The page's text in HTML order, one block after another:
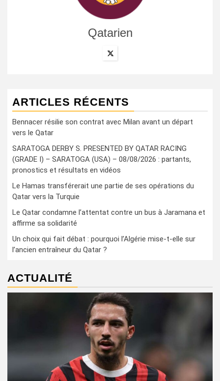
Qatarien
ARTICLES RÉCENTS
Bennacer résilie son contrat avec Milan avant un départ
vers le Qatar
SARATOGA DERBY S. PRESENTED BY QATAR RACING
(GRADE I) – SARATOGA (USA) – 08/08/2026 : partants,
pronostics et résultats en vidéos
Le Hamas transférerait une partie de ses opérations du
Qatar vers la Turquie
Le Qatar condamne l’attentat contre un bus à Jaramana et
affirme sa solidarité
Un choix qui fait débat : pourquoi l’Algérie mise-t-elle sur
l’ancien entraîneur du Qatar ?
ACTUALITÉ